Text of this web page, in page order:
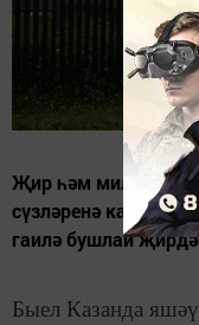
Җир һәм милек
сүзләренә
гаилә бушлай
Быел Казанда